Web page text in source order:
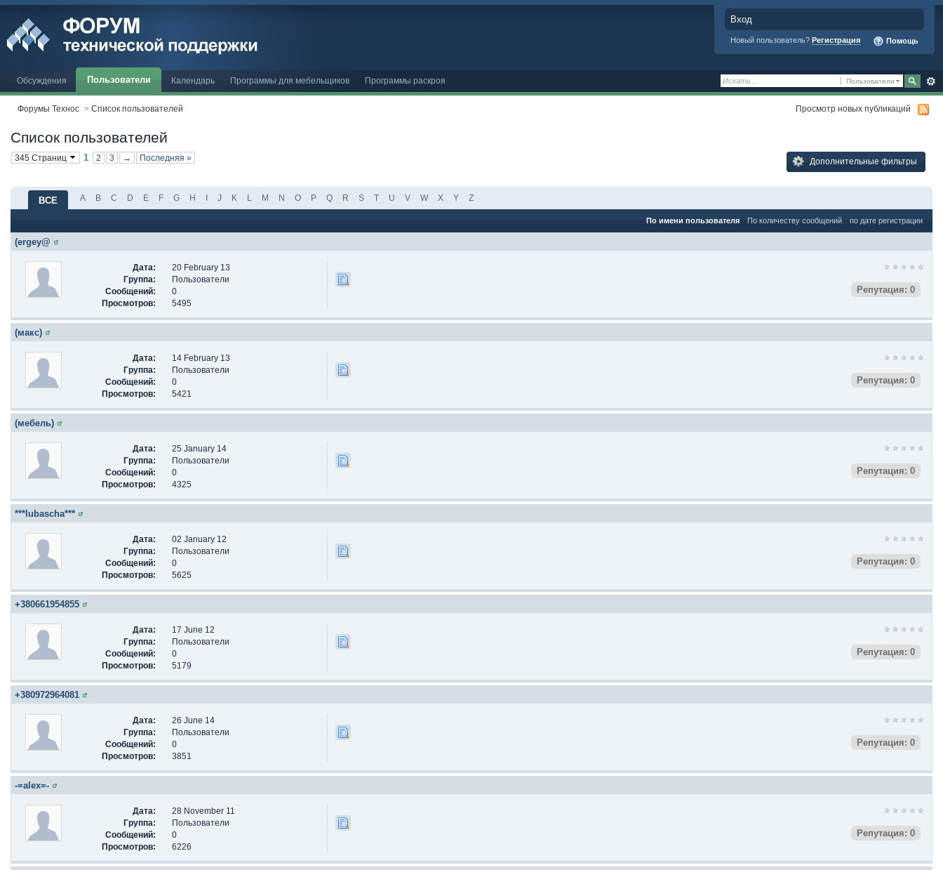
Вход
Новый пользователь? Регистрация Помощь
Пользователи
Обсуждения Пользователи Календарь Программы для мебельщиков Программы раскроя
Форумы Технос > Список пользователей Просмотр новых публикаций
Список пользователей
345 Страниц 1 2 3 → Последняя » Дополнительные фильтры
ВСЕ A B C D E F G H I J K L M N O P Q R S T U V W X Y Z
По имени пользователя По количеству сообщений по дате регистрации
(ergey@
Дата:
20 February 13
Группа:
Пользователи
Сообщений:
0
Просмотров:
5495
Репутация: 0
(макс)
Дата:
14 February 13
Группа:
Пользователи
Сообщений:
0
Просмотров:
5421
Репутация: 0
(мебель)
Дата:
25 January 14
Группа:
Пользователи
Сообщений:
0
Просмотров:
4325
Репутация: 0
***lubascha***
Дата:
02 January 12
Группа:
Пользователи
Сообщений:
0
Просмотров:
5625
Репутация: 0
+380661954855
Дата:
17 June 12
Группа:
Пользователи
Сообщений:
0
Просмотров:
5179
Репутация: 0
+380972964081
Дата:
26 June 14
Группа:
Пользователи
Сообщений:
0
Просмотров:
3851
Репутация: 0
-=alex=-
Дата:
28 November 11
Группа:
Пользователи
Сообщений:
0
Просмотров:
6226
Репутация: 0